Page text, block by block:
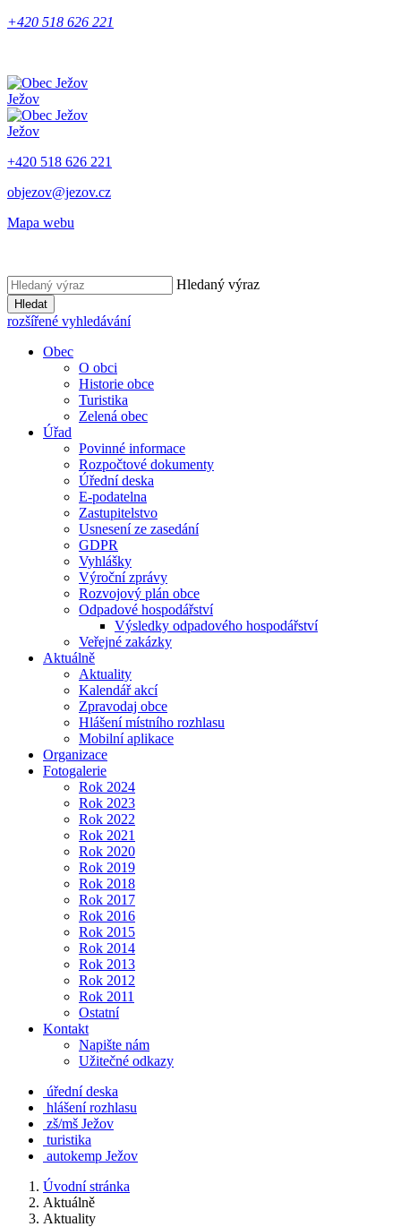
+420 518 626 221
Ježov
Ježov
+420 518 626 221
objezov@jezov.cz
Mapa webu
Hledaný výraz
Hledat
rozšířené vyhledávání
Obec
O obci
Historie obce
Turistika
Zelená obec
Úřad
Povinné informace
Rozpočtové dokumenty
Úřední deska
E-podatelna
Zastupitelstvo
Usnesení ze zasedání
GDPR
Vyhlášky
Výroční zprávy
Rozvojový plán obce
Odpadové hospodářství
Výsledky odpadového hospodářství
Veřejné zakázky
Aktuálně
Aktuality
Kalendář akcí
Zpravodaj obce
Hlášení místního rozhlasu
Mobilní aplikace
Organizace
Fotogalerie
Rok 2024
Rok 2023
Rok 2022
Rok 2021
Rok 2020
Rok 2019
Rok 2018
Rok 2017
Rok 2016
Rok 2015
Rok 2014
Rok 2013
Rok 2012
Rok 2011
Ostatní
Kontakt
Napište nám
Užitečné odkazy
úřední deska
hlášení rozhlasu
zš/mš Ježov
turistika
autokemp Ježov
Úvodní stránka
Aktuálně
Aktuality